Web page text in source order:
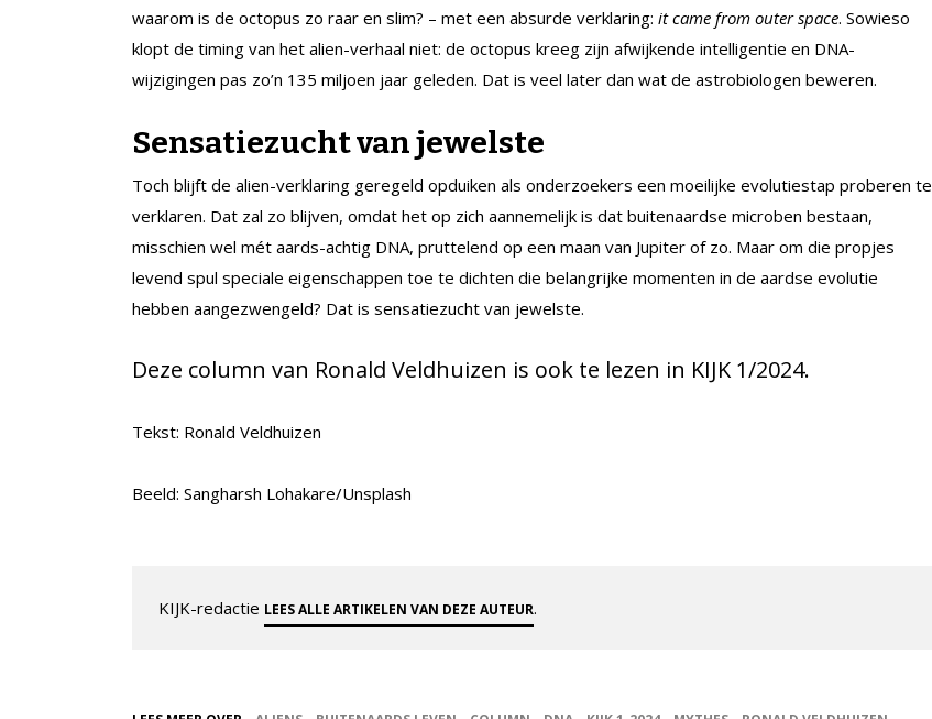
waarom is de octopus zo raar en slim? – met een absurde verklaring: it came from outer space. Sowieso
klopt de timing van het alien-verhaal niet: de octopus kreeg zijn afwijkende intelligentie en DNA-
wijzigingen pas zo’n 135 miljoen jaar geleden. Dat is veel later dan wat de astrobiologen beweren.
Sensatiezucht van jewelste
Toch blijft de alien-verklaring geregeld opduiken als onderzoekers een moeilijke evolutiestap proberen te
verklaren. Dat zal zo blijven, omdat het op zich aannemelijk is dat buitenaardse microben bestaan,
misschien wel mét aards-achtig DNA, pruttelend op een maan van Jupiter of zo. Maar om die propjes
levend spul speciale eigenschappen toe te dichten die belangrijke momenten in de aardse evolutie
hebben aangezwengeld? Dat is sensatiezucht van jewelste.
Deze column van Ronald Veldhuizen is ook te lezen in KIJK 1/2024.
Tekst: Ronald Veldhuizen
Beeld: Sangharsh Lohakare/Unsplash
KIJK-redactie LEES ALLE ARTIKELEN VAN DEZE AUTEUR.